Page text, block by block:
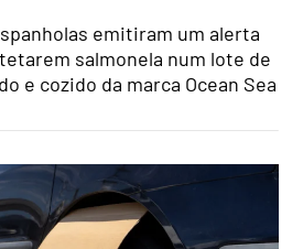
emitiram um alerta
salmonela num lote de
e cozido da marca Ocean Sea